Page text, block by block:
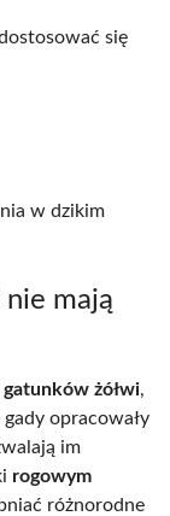
się
w dzikim
mają
żółwi,
opracowały
im
rogowym
różnorodne